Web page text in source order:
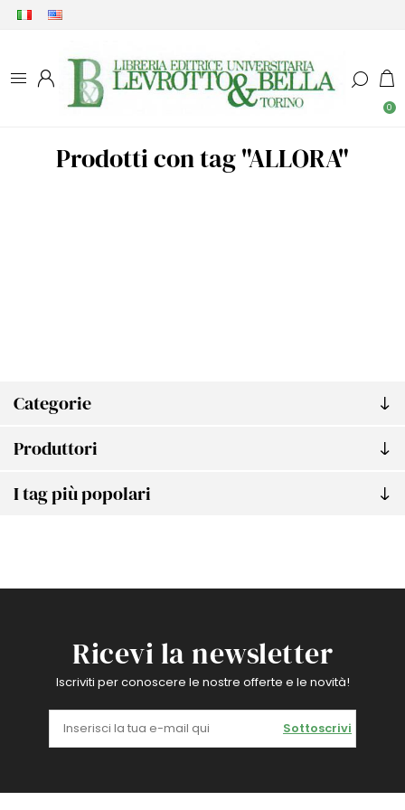
0
Categorie
Produttori
I tag più popolari
Prodotti con tag "ALLORA"
Ricevi la newsletter
Iscriviti per conoscere le nostre offerte e le novità!
Sottoscrivi